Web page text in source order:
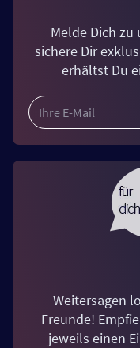
Melde Dich
sichere Dir
erhältst Du
Weitersagen
Freunde!
jeweils einen